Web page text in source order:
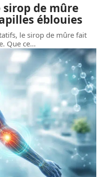
sirop de mûre
éblouies
le sirop de mûre fait
Que ce…